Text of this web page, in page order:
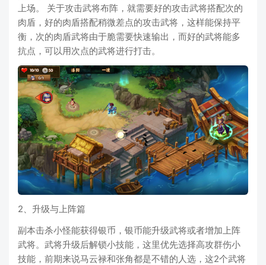
上场。 关于攻击武将布阵，就需要好的攻击武将搭配次的
肉盾，好的肉盾搭配稍微差点的攻击武将，这样能保持平
衡，次的肉盾武将由于脆需要快速输出，而好的武将能多
抗点，可以用次点的武将进行打击。
2、升级与上阵篇
副本击杀小怪能获得银币，银币能升级武将或者增加上阵
武将。武将升级后解锁小技能，这里优先选择高攻群伤小
技能，前期来说马云禄和张角都是不错的人选，这2个武将